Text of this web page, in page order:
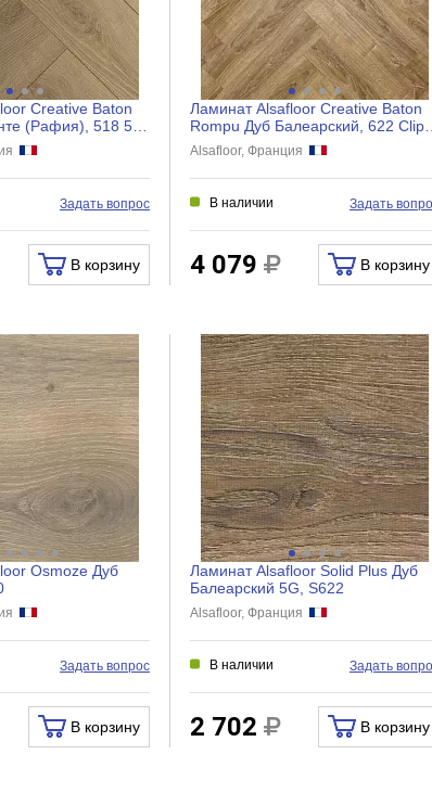
Creative Baton
(Рафия), 518 5G
Задать вопрос
В корзину
Ламинат Alsafloor Creative Baton
Rompu Дуб Балеарский, 622 Clipz
R
Alsafloor, Франция
В наличии Задать
4 079 В корзину
Osmoze Дуб
Задать вопрос
В корзину
Ламинат Alsafloor Solid Plus Дуб
Балеарский 5G, S622
Alsafloor, Франция
В наличии Задать
2 702 В корзину